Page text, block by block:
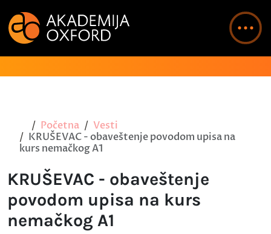
Početna
Vesti
KRUŠEVAC - obaveštenje povodom upisa na
kurs nemačkog A1
KRUŠEVAC - obaveštenje
povodom upisa na kurs
nemačkog A1